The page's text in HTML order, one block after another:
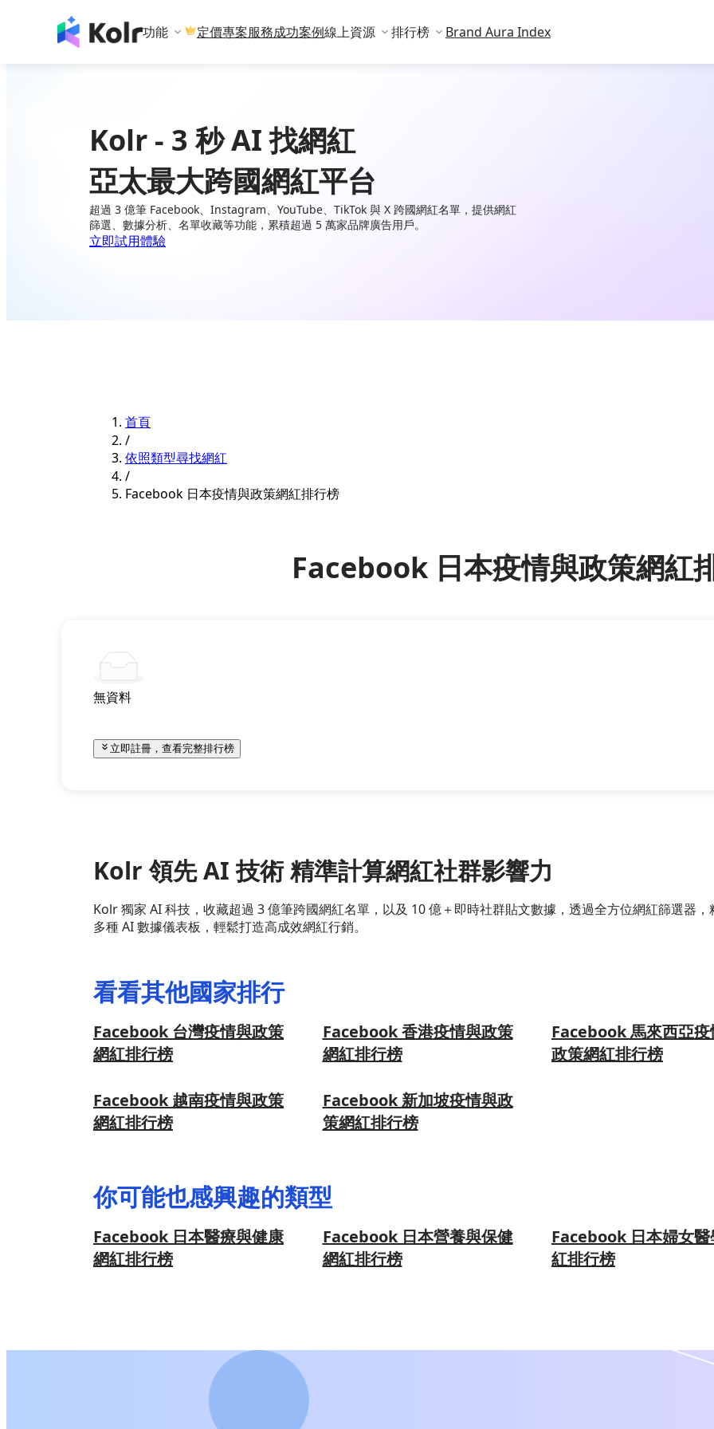
功能 定價專案服務成功案例線上資源 排行榜 Brand Aura Index
Kolr - 3 秒 AI 找網紅
亞太最大跨國網紅平台
超過 3 億筆 Facebook、Instagram、YouTube、TikTok 與 X 跨國網紅名單，提供網紅
篩選、數據分析、名單收藏等功能，累積超過 5 萬家品牌廣告用戶。
立即試用體驗
首頁
/
依照類型尋找網紅
/
Facebook 日本疫情與政策網紅排行榜
Facebook 日本疫情與政策網紅
無資料
立即註冊，查看完整排行榜
Kolr 領先 AI 技術 精準計算網紅社群影響力
Kolr 獨家 AI 科技，收藏超過 3 億筆跨國網紅名單，以及 10 億＋即時社群貼文數據，透過全方位網紅篩選器
多種 AI 數據儀表板，輕鬆打造高成效網紅行銷。
看看其他國家排行
Facebook 台灣疫情與政策
網紅排行榜
Facebook 香港疫情與政策
網紅排行榜
Facebook 馬來西亞疫
政策網紅排行榜
Facebook 越南疫情與政策
網紅排行榜
Facebook 新加坡疫情與政
策網紅排行榜
你可能也感興趣的類型
Facebook 日本醫療與健康
網紅排行榜
Facebook 日本營養與保健
網紅排行榜
Facebook 日本婦女醫
紅排行榜